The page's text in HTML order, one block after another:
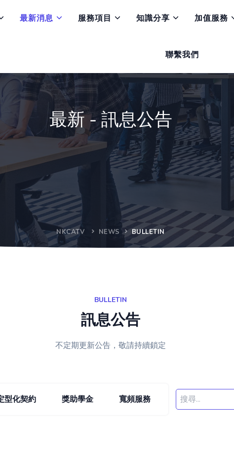
最新消息 服務項目 知識分享 加值服務
聯繫我們
最新 - 訊息公告
NKCATV NEWS BULLETIN
BULLETIN
訊息公告
不定期更新公告，敬請持續鎖定
型化契約 獎助學金 寬頻服務